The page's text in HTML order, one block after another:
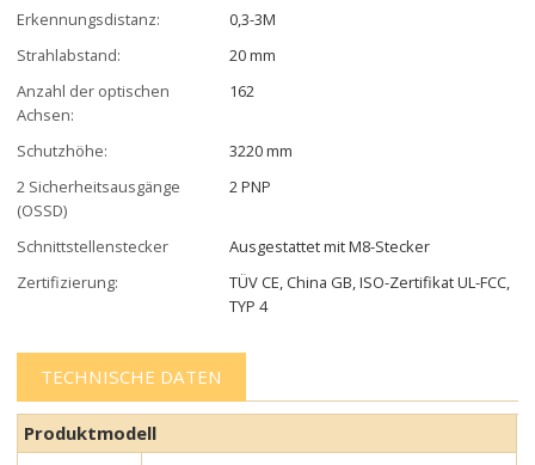
Erkennungsdistanz:
0,3-3M
Strahlabstand:
20 mm
Anzahl der optischen
Achsen:
162
Schutzhöhe:
3220 mm
2 Sicherheitsausgänge
(OSSD)
2 PNP
Schnittstellenstecker
Ausgestattet mit M8-Stecker
Zertifizierung:
TÜV CE, China GB, ISO-Zertifikat UL-FCC,
TYP 4
TECHNISCHE DATEN
Produktmodell